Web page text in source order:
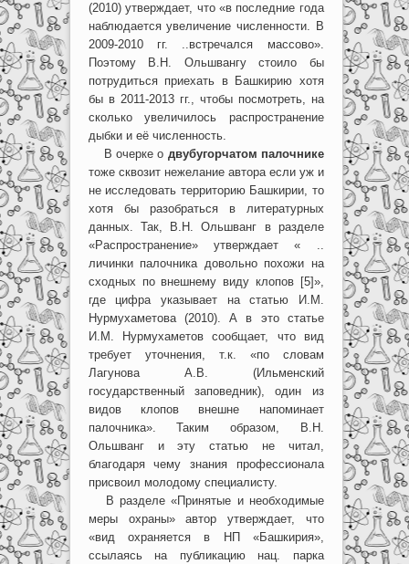
(2010) утверждает, что «в последние года
наблюдается увеличение численности. В
2009-2010 гг. ..встречался массово».
Поэтому В.Н. Ольшвангу стоило бы
потрудиться приехать в Башкирию хотя
бы в 2011-2013 гг., чтобы посмотреть, на
сколько увеличилось распространение
дыбки и её численность.
В очерке о двубугорчатом палочнике
тоже сквозит нежелание автора если уж и
не исследовать территорию Башкирии, то
хотя бы разобраться в литературных
данных. Так, В.Н. Ольшванг в разделе
«Распространение» утверждает « ..
личинки палочника довольно похожи на
сходных по внешнему виду клопов [5]»,
где цифра указывает на статью И.М.
Нурмухаметова (2010). А в это статье
И.М. Нурмухаметов сообщает, что вид
требует уточнения, т.к. «по словам
Лагунова А.В. (Ильменский
государственный заповедник), один из
видов клопов внешне напоминает
палочника». Таким образом, В.Н.
Ольшванг и эту статью не читал,
благодаря чему знания профессионала
присвоил молодому специалисту.
В разделе «Принятые и необходимые
меры охраны» автор утверждает, что
«вид охраняется в НП «Башкирия»,
ссылаясь на публикацию нац. парка